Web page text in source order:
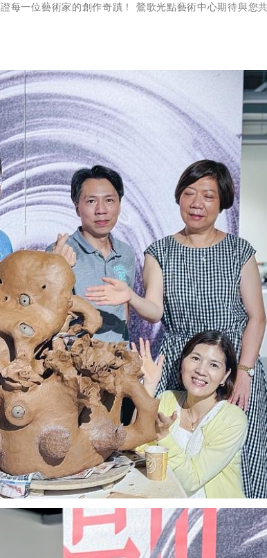
每一位藝術家的創作奇蹟！ 鶯歌光點藝術中心期待與您